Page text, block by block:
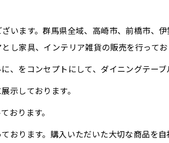
います。群馬県全域、高崎市、前橋市、
し家具、インテリア雑貨の販売を行ってお
、をコンセプトにして、ダイニングテー
示しております。
おります。
おります。購入いただいた大切な商品を